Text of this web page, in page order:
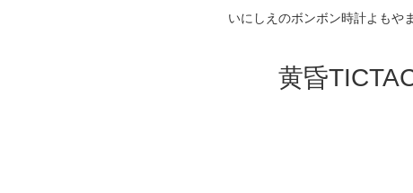
いにしえのボンボン時計よもや
黄昏